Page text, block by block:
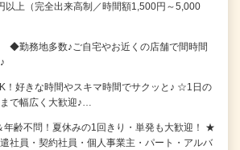
以上（完全出来高制／時間額1,500円～5,000
◆勤務地多数♪ご自宅やお近くの店舗で間時間
！好きな時間やスキマ時間でサクッと♪ ☆1日の
で幅広く大歓迎♪…
年齢不問！夏休みの1回きり・単発も大歓迎！ ★
社員・契約社員・個人事業主・パート・アルバ